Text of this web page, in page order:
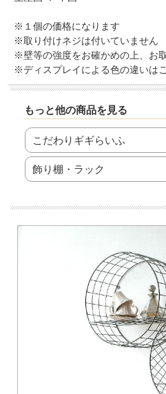
※１個の価格になります
※取り付けネジは付いていません
※壁等の強度をお確かめの上、お
※ディスプレイによる色の違いは
もっと他の商品を見る
こだわりギギらいふ
飾り棚・ラック